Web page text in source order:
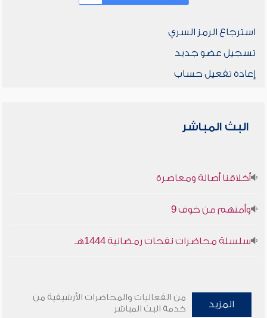
استرجاع الرمز السري
تسجيل عضو جديد
إعادة تفعيل حساب
البث المباشر
أخلاقنا أصالة ومعاصرة
وأمنهم من خوف 9
سلسلة محاضرات نفحات رمضانية 1444هـ
المزيد
من الفعاليات والمحاضرات الأرشيفية من
خدمة البث المباشر